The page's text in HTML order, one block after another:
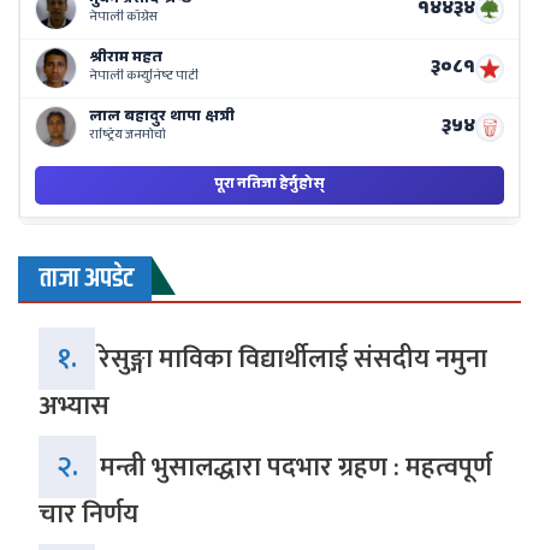
ताजा अपडेट
१. रेसुङ्गा माविका विद्यार्थीलाई संसदीय नमुना
अभ्यास
२. मन्त्री भुसालद्धारा पदभार ग्रहण : महत्वपूर्ण
चार निर्णय